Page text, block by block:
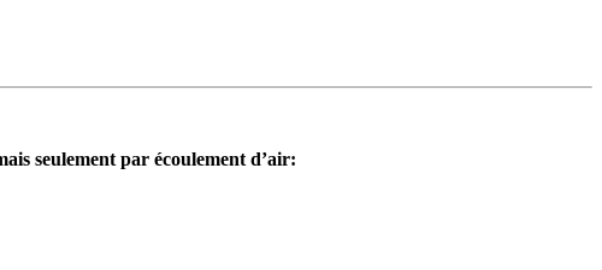
seulement par écoulement d’air: